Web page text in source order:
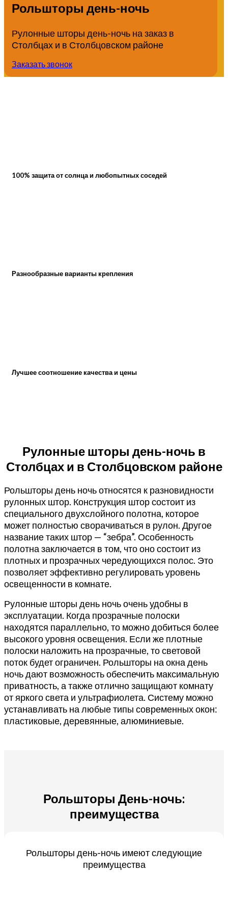
Рольшторы день-ночь
Рулонные шторы день-ночь на заказ в
Столбцах и в Столбцовском районе
Заказать звонок
100% защита от солнца и любопытных соседей
Разнообразные варианты крепления
Лучшее соотношение качества и цены
Рулонные шторы день-ночь в
Столбцах и в Столбцовском районе
Рольшторы день ночь относятся к разновидности
рулонных штор. Конструкция штор состоит из
специального двухслойного полотна, которое
может полностью сворачиваться в рулон. Другое
название таких штор — “зебра”. Особенность
полотна заключается в том, что оно состоит из
плотных и прозрачных чередующихся полос. Это
позволяет эффективно регулировать уровень
освещенности в комнате.
Рулонные шторы день ночь очень удобны в
эксплуатации. Когда прозрачные полоски
находятся параллельно, то можно добиться более
высокого уровня освещения. Если же плотные
полоски наложить на прозрачные, то световой
поток будет ограничен. Рольшторы на окна день
ночь дают возможность обеспечить максимальную
приватность, а также отлично защищают комнату
от яркого света и ультрафиолета. Систему можно
устанавливать на любые типы современных окон:
пластиковые, деревянные, алюминиевые.
Рольшторы День-ночь:
преимущества
Рольшторы день-ночь имеют следующие
преимущества